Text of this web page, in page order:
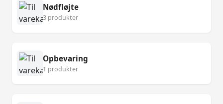
Nødfløjte
3 produkter
Opbevaring
1 produkter